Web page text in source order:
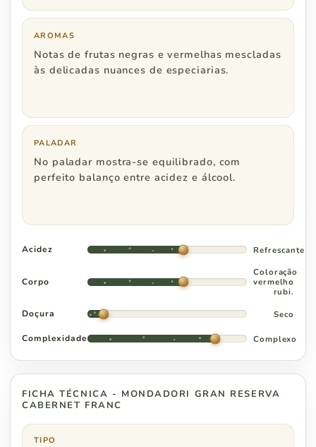
Espírito Santo
AROMAS
Notas de frutas negras e vermelhas mescladas
às delicadas nuances de especiarias.
PALADAR
No paladar mostra-se equilibrado, com
perfeito balanço entre acidez e álcool.
Acidez Refrescante
Corpo
Coloração
vermelho
rubi.
Doçura
Seco
Complexidade Complexo
FICHA TÉCNICA - MONDADORI GRAN RESERVA
CABERNET FRANC
TIPO